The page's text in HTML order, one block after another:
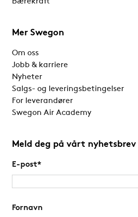
Bærekraft
Mer Swegon
Om oss
Jobb & karriere
Nyheter
Salgs- og leveringsbetingelser
For leverandører
Swegon Air Academy
Meld deg på vårt nyhetsbrev
E-post*
Fornavn